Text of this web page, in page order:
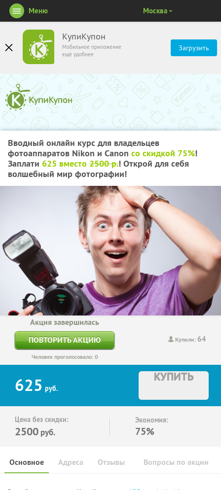
КупиКупон
Мобильное приложение
ещё удобнее
Загрузить
Меню Москва
Вводный онлайн курс для владельцев
фотоаппаратов Nikon и Сanon со скидкой 75%!
Заплати 625 вместо 2500 р.! Открой для себя
волшебный мир фотографии!
Купили: 64
Акция завершилась
ПОВТОРИТЬ АКЦИЮ
Человек проголосовало: 0
625 руб.
КУПИТЬ
Цена без скидки:
2500 руб.
Экономия:
75%
Основное Отзывы Вопросы по акции
Адреса